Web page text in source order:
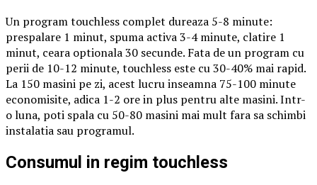
Un program touchless complet dureaza 5-8 minute:
prespalare 1 minut, spuma activa 3-4 minute, clatire 1
minut, ceara optionala 30 secunde. Fata de un program cu
perii de 10-12 minute, touchless este cu 30-40% mai rapid.
La 150 masini pe zi, acest lucru inseamna 75-100 minute
economisite, adica 1-2 ore in plus pentru alte masini. Intr-
o luna, poti spala cu 50-80 masini mai mult fara sa schimbi
instalatia sau programul.
Consumul in regim touchless